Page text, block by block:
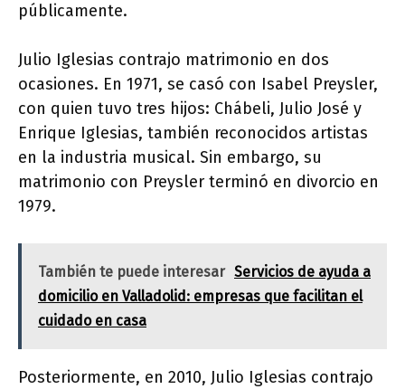
públicamente.
Julio Iglesias contrajo matrimonio en dos
ocasiones. En 1971, se casó con Isabel Preysler,
con quien tuvo tres hijos: Chábeli, Julio José y
Enrique Iglesias, también reconocidos artistas
en la industria musical. Sin embargo, su
matrimonio con Preysler terminó en divorcio en
1979.
También te puede interesar Servicios de ayuda a
domicilio en Valladolid: empresas que facilitan el
cuidado en casa
Posteriormente, en 2010, Julio Iglesias contrajo